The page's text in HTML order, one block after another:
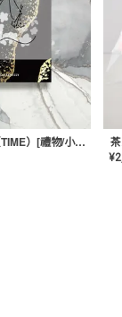
原味特級紅茶（TIME）[禮物/小禮物/贈品/慶祝禮品/婚禮/原味拼配/高品質/花草茶/茶葉/週年紀念/感謝禮品/紀念品/美容/時尚]
¥